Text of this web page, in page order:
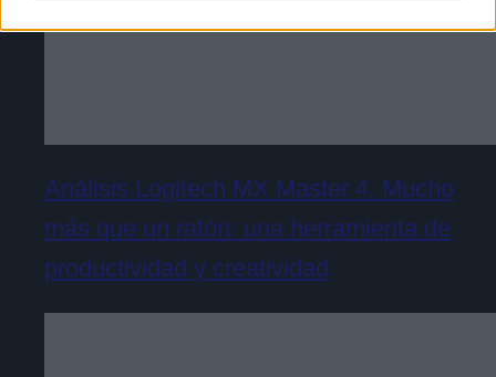
Análisis Logitech MX Master 4. Mucho
más que un ratón: una herramienta de
productividad y creatividad